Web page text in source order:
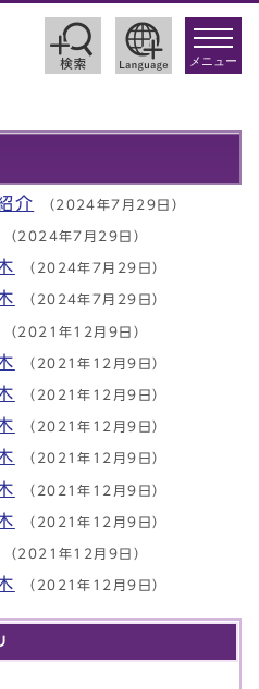
toggle
メニュー
介 （2024年7月29日）
（2024年7月29日）
（2024年7月29日）
（2024年7月29日）
（2021年12月9日）
（2021年12月9日）
（2021年12月9日）
（2021年12月9日）
（2021年12月9日）
（2021年12月9日）
（2021年12月9日）
（2021年12月9日）
（2021年12月9日）